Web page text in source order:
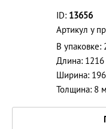
ID: 13656
Артикул у
В упаковке:
Длина:
Ширина:
Толщина: 8